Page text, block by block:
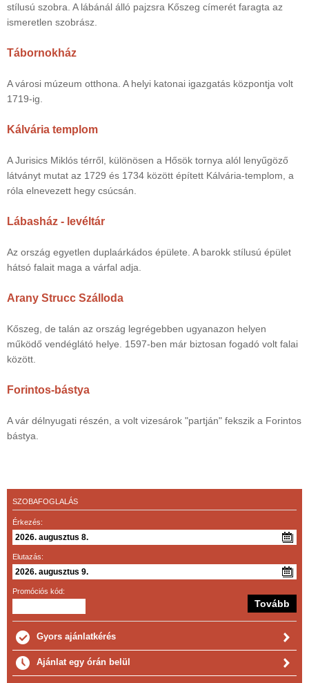
stílusú szobra. A lábánál álló pajzsra Kőszeg címerét faragta az
ismeretlen szobrász.
Tábornokház
A városi múzeum otthona. A helyi katonai igazgatás központja volt
1719-ig.
Kálvária templom
A Jurisics Miklós térről, különösen a Hősök tornya alól lenyűgöző
látványt mutat az 1729 és 1734 között épített Kálvária-templom, a
róla elnevezett hegy csúcsán.
Lábasház - levéltár
Az ország egyetlen duplaárkádos épülete. A barokk stílusú épület
hátsó falait maga a várfal adja.
Arany Strucc Szálloda
Kőszeg, de talán az ország legrégebben ugyanazon helyen
működő vendéglátó helye. 1597-ben már biztosan fogadó volt falai
között.
Forintos-bástya
A vár délnyugati részén, a volt vizesárok "partján" fekszik a Forintos
bástya.
SZOBAFOGLALÁS
Érkezés:
Elutazás:
Promóciós kód:
Gyors ajánlatkérés
Ajánlat egy órán belül